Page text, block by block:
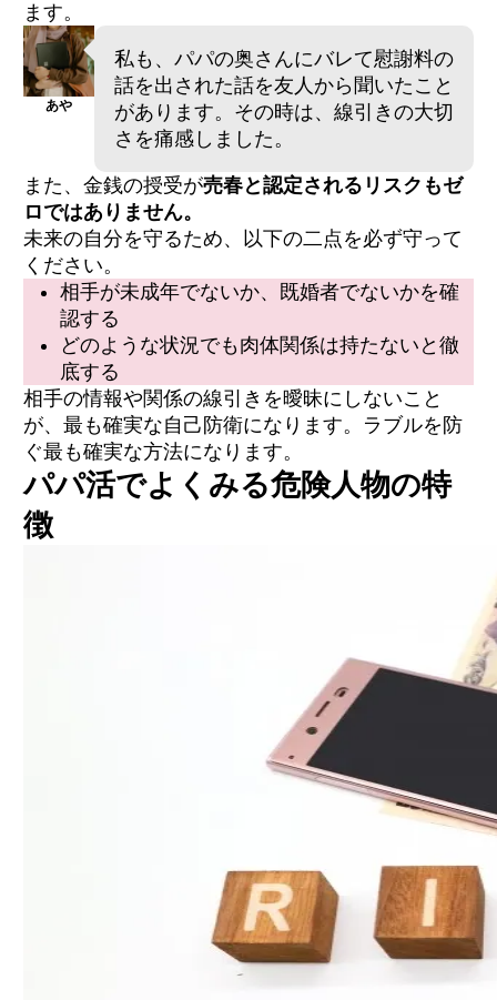
ます。
あや
私も、パパの奥さんにバレて慰謝料の
話を出された話を友人から聞いたこと
があります。その時は、線引きの大切
さを痛感しました。
また、金銭の授受が売春と認定されるリスクもゼ
ロではありません。
未来の自分を守るため、以下の二点を必ず守って
ください。
相手が未成年でないか、既婚者でないかを確
認する
どのような状況でも肉体関係は持たないと徹
底する
相手の情報や関係の線引きを曖昧にしないこと
が、最も確実な自己防衛になります。ラブルを防
ぐ最も確実な方法になります。
パパ活でよくみる危険人物の特
徴